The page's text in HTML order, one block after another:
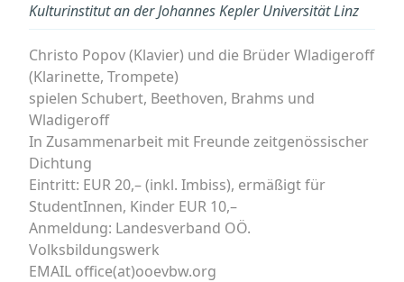
Kulturinstitut an der Johannes Kepler Universität Linz
Christo Popov (Klavier) und die Brüder Wladigeroff
(Klarinette, Trompete)
spielen Schubert, Beethoven, Brahms und
Wladigeroff
In Zusammenarbeit mit Freunde zeitgenössischer
Dichtung
Eintritt: EUR 20,– (inkl. Imbiss), ermäßigt für
StudentInnen, Kinder EUR 10,–
Anmeldung: Landesverband OÖ.
Volksbildungswerk
EMAIL office(at)ooevbw.org